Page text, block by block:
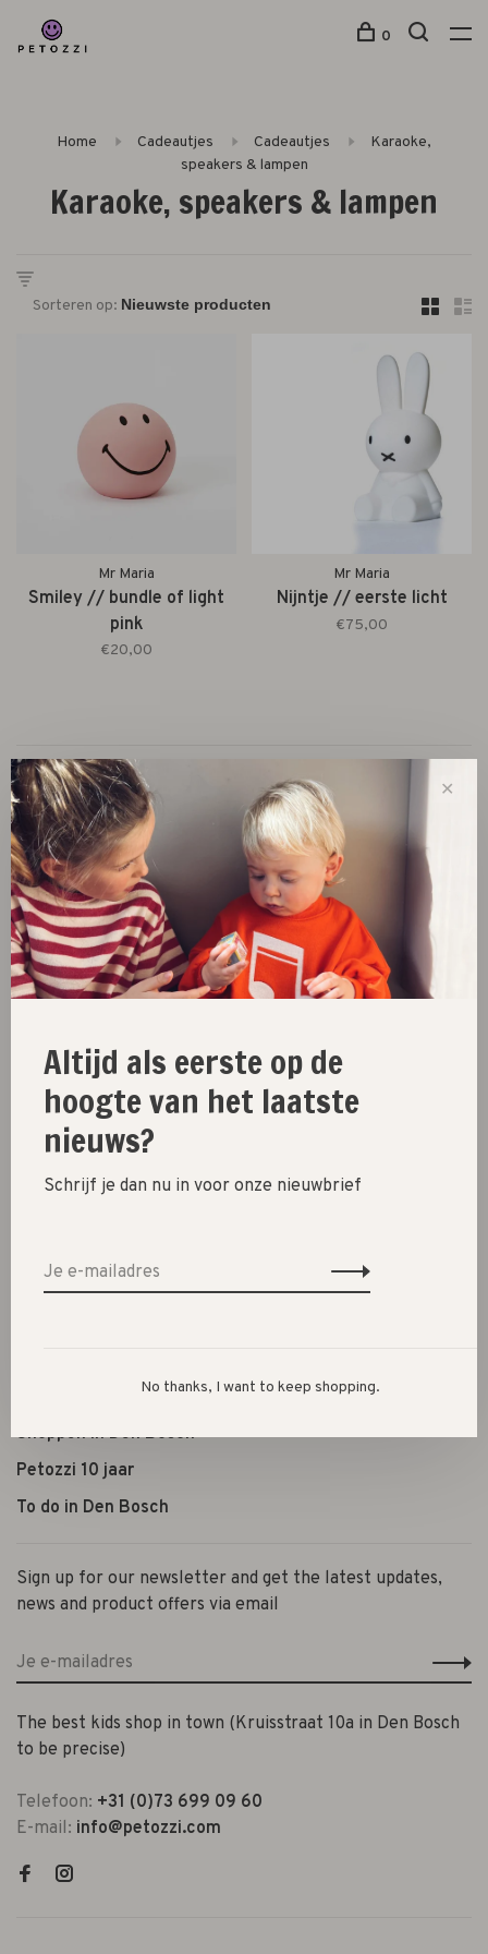
0
Home Cadeautjes Cadeautjes
Karaoke,
speakers & lampen
Karaoke, speakers & lampen
Sorteren op:
Mr Maria
Smiley // bundle of light
pink
€20,00
Mr Maria
Nijntje // eerste licht
€75,00
New
SALE 30%
SALE 60%
Kleding
Cadeautjes
Lifestyle
Shop the look
Algemene voorwaarden
Verzenden, ruilen & retourneren
Shoppen in Den Bosch
Petozzi 10 jaar
To do in Den Bosch
Sign up for our newsletter and get the latest updates,
news and product offers via email
The best kids shop in town (Kruisstraat 10a in Den Bosch
to be precise)
Telefoon: +31 (0)73 699 09 60
E-mail: info@petozzi.com
✕
Altijd als eerste op de
hoogte van het laatste
nieuws?
Schrijf je dan nu in voor onze nieuwbrief
No thanks, I want to keep shopping.